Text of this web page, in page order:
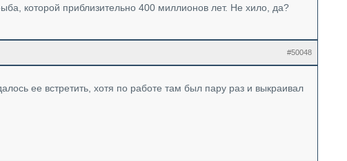
которой приблизительно 400 миллионов лет. Не хило, да?
#50048
ее встретить, хотя по работе там был пару раз и выкраивал